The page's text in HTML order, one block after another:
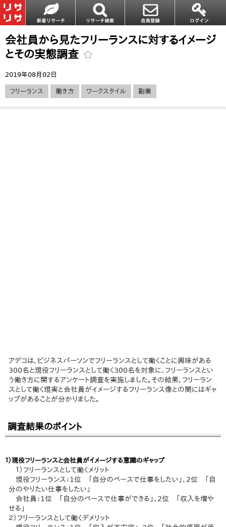
会社員から見たフリーランスに対するイメージ
とその実態調査
2019年08月02日
フリーランス 働き方 ワークスタイル 副業
アデコは、ビジネスパーソンでフリーランスとして働くことに興味がある
300名と現役フリーランスとして働く300名を対象に、フリーランスとい
う働き方に関するアンケート調査を実施しました。その結果、フリーラン
スとして働く現実と会社員がイメージするフリーランス像との間にはギャ
ップがあることが分かりました。
調査結果のポイント
１）現役フリーランスと会社員がイメージする意識のギャップ
１）フリーランスとして働くメリット
現役フリーランス：1位 「自分のペースで仕事をしたい」、2位 「自
分のやりたい仕事をしたい」
会社員：1位 「自分のペースで仕事ができる」、2位 「収入を増や
せる」
２）フリーランスとして働くデメリット